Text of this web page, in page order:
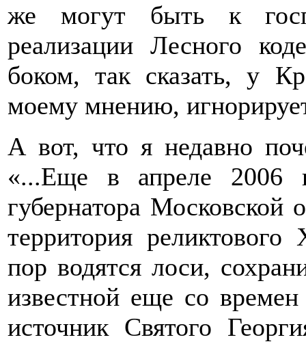
же могут быть к
реализации Лесного
боком, так сказать, у
моему мнению,
А вот, что я недавно
«...Еще в апреле 2006
губернатора
территория
пор водятся лоси,
известной еще со
источник Святого